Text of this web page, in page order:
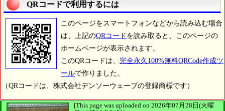
QRコードで利用するには
このページをスマートフォンなどから読み込む場合
は、上記のQRコード を読み取ると、このページの
ホームページが表示されます。
このQRコードは、 完全永久100%無料QRCode作成ツ
ールで作りました。
（QRコードは、株式会社デンソーウェーブの登録商標です）
[This page was uploaded on 2026年07月28日(火曜